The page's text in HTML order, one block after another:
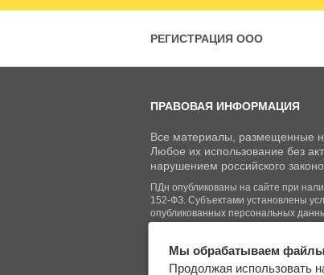
РЕГИСТРАЦИЯ ООО
ПРАВОВАЯ ИНФОРМАЦИЯ
Все материалы, размещенные
Любое их использование без
нарушением российского
ПДн опубликованы на сайте при
152-ФЗ. Субъектами установлены
опубликованных персональных
© Regberry.ru, 2013–2026
Мы обрабатываем
Продолжая использовать